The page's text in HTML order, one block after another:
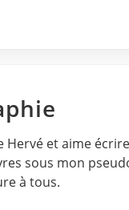
Hervé et aime
sous mon
à tous.